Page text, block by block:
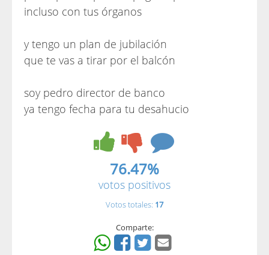
incluso con tus órganos
y tengo un plan de jubilación
que te vas a tirar por el balcón
soy pedro director de banco
ya tengo fecha para tu desahucio
76.47%
votos positivos
Votos totales: 17
Comparte: